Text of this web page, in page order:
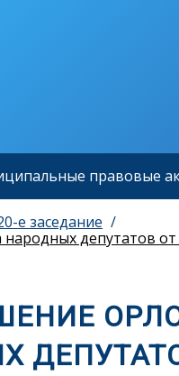
правовые
е заседание
депутатов